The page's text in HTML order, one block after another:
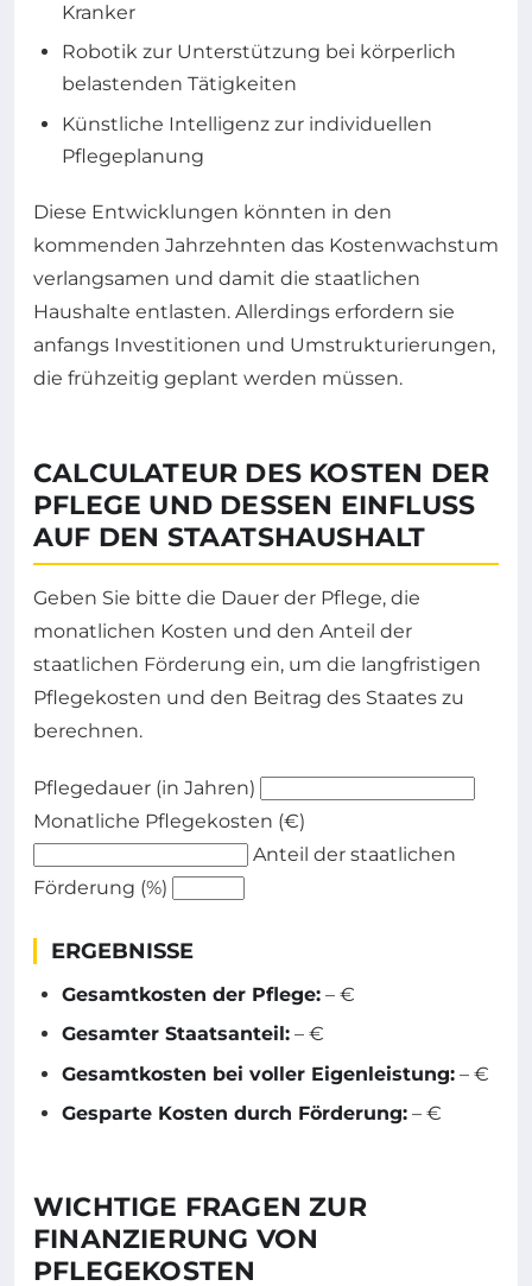
Kranker
Robotik zur Unterstützung bei körperlich
belastenden Tätigkeiten
Künstliche Intelligenz zur individuellen
Pflegeplanung
Diese Entwicklungen könnten in den
kommenden Jahrzehnten das Kostenwachstum
verlangsamen und damit die staatlichen
Haushalte entlasten. Allerdings erfordern sie
anfangs Investitionen und Umstrukturierungen,
die frühzeitig geplant werden müssen.
CALCULATEUR DES KOSTEN DER
PFLEGE UND DESSEN EINFLUSS
AUF DEN STAATSHAUSHALT
Geben Sie bitte die Dauer der Pflege, die
monatlichen Kosten und den Anteil der
staatlichen Förderung ein, um die langfristigen
Pflegekosten und den Beitrag des Staates zu
berechnen.
Pflegedauer (in Jahren)
Monatliche Pflegekosten (€)
Anteil der staatlichen
Förderung (%)
ERGEBNISSE
Gesamtkosten der Pflege: – €
Gesamter Staatsanteil: – €
Gesamtkosten bei voller Eigenleistung: – €
Gesparte Kosten durch Förderung: – €
WICHTIGE FRAGEN ZUR
FINANZIERUNG VON
PFLEGEKOSTEN